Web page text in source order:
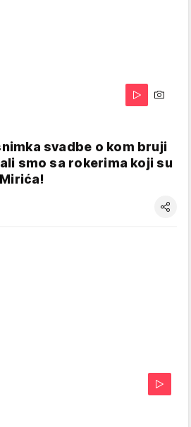
svadbe o kom bruji
smo sa rokerima koji su